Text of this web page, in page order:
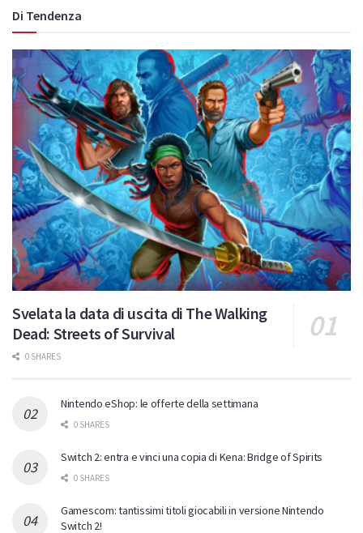
Di Tendenza
Svelata la data di uscita di The Walking
Dead: Streets of Survival
0 SHARES
Nintendo eShop: le offerte della settimana
0 SHARES
Switch 2: entra e vinci una copia di Kena: Bridge of Spirits
0 SHARES
Gamescom: tantissimi titoli giocabili in versione Nintendo
Switch 2!